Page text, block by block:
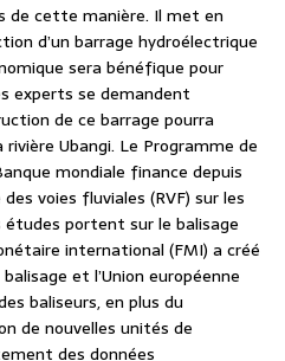
de cette manière. Il met en
d’un barrage hydroélectrique
sera bénéfique pour
experts se demandent
de ce barrage pourra
Ubangi. Le Programme de
mondiale finance depuis
voies fluviales (RVF) sur les
études portent sur le balisage
international (FMI) a créé
et l’Union européenne
baliseurs, en plus du
de nouvelles unités de
des données